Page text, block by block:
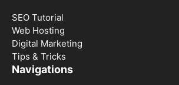
SEO Tutorial
Web Hosting
Digital Marketing
Tips & Tricks
Navigations